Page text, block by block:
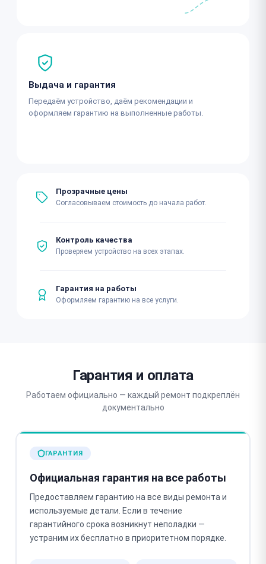
Выдача и гарантия
Передаём устройство, даём рекомендации и
оформляем гарантию на выполненные работы.
Прозрачные цены
Согласовываем стоимость до начала работ.
Контроль качества
Проверяем устройство на всех этапах.
Гарантия на работы
Оформляем гарантию на все услуги.
Гарантия и оплата
Работаем официально — каждый ремонт подкреплён
документально
ГАРАНТИЯ
Официальная гарантия на все работы
Предоставляем гарантию на все виды ремонта и
используемые детали. Если в течение
гарантийного срока возникнут неполадки —
устраним их бесплатно в приоритетном порядке.